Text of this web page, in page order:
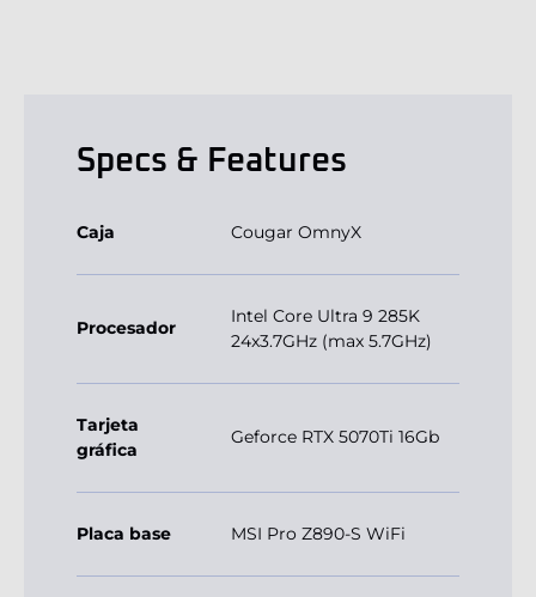
Specs & Features
Caja Cougar OmnyX
Procesador
Intel Core Ultra 9 285K
24x3.7GHz (max 5.7GHz)
Tarjeta
gráfica
Geforce RTX 5070Ti 16Gb
Placa base MSI Pro Z890-S WiFi